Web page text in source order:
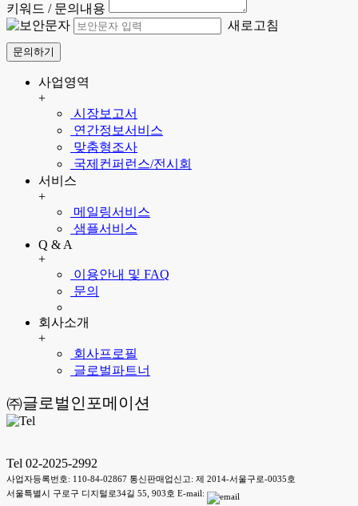
키워드 / 문의내용
새로고침
문의하기
사업영역
+
시장보고서
연간정보서비스
맞춤형조사
국제컨퍼런스/전시회
서비스
+
메일링서비스
샘플서비스
Q & A
+
이용안내 및 FAQ
문의
회사소개
+
회사프로필
글로벌파트너
㈜글로벌인포메이션
Tel 02-2025-2992
사업자등록번호: 110-84-02867 통신판매업신고: 제 2014-서울구로-0035호
서울특별시 구로구 디지털로34길 55, 903호 E-mail: